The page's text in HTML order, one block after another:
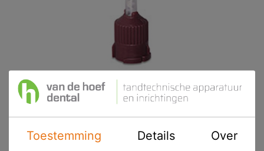
Toestemming Details Over